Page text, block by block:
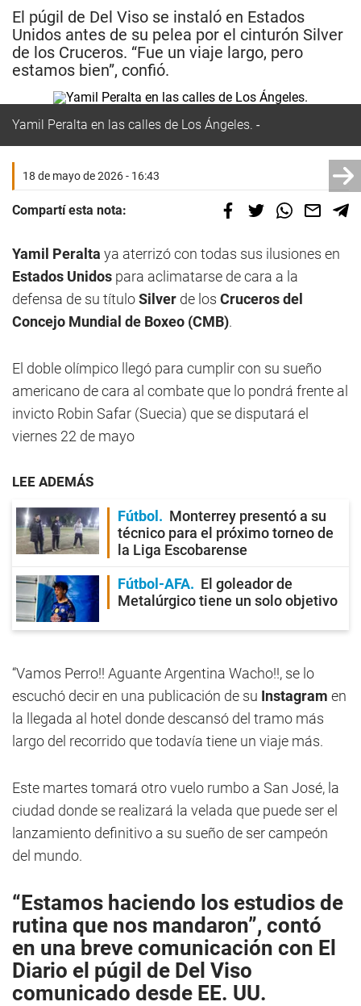
El púgil de Del Viso se instaló en Estados
Unidos antes de su pelea por el cinturón Silver
de los Cruceros. “Fue un viaje largo, pero
estamos bien”, confió.
Yamil Peralta en las calles de Los Ángeles.
18 de mayo de 2026 - 16:43
Compartí esta nota:
Yamil Peralta ya aterrizó con todas sus ilusiones en
Estados Unidos para aclimatarse de cara a la
defensa de su títuloSilver de los Cruceros del
Concejo Mundial de Boxeo (CMB).
El doble olímpico llegó para cumplir con su sueño
americano de cara al combate que lo pondrá frente al
invicto Robin Safar (Suecia) que se disputará el
viernes 22 de mayo
LEE ADEMÁS
Fútbol
Monterrey presentó a su
técnico para el próximo torneo de
la Liga Escobarense
Fútbol-AFA
El goleador de
Metalúrgico tiene un solo objetivo
“Vamos Perro!! Aguante Argentina Wacho!!, se lo
escuchó decir en una publicación de su Instagram en
la llegada al hotel donde descansó del tramo más
largo del recorrido que todavía tiene un viaje más.
Este martes tomará otro vuelo rumbo a San José, la
ciudad donde se realizará la velada que puede ser el
lanzamiento definitivo a su sueño de ser campeón
del mundo.
“Estamos haciendo los estudios de
rutina que nos mandaron”, contó
en una breve comunicación con El
Diario el púgil de Del Viso
comunicado desde EE. UU.